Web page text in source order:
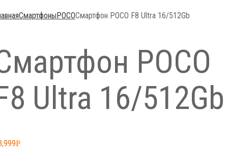
СмартфоныPOCOСмартфон POCO F8 Ultra 16/512Gb
POCO
Ultra 16/512Gb
Р